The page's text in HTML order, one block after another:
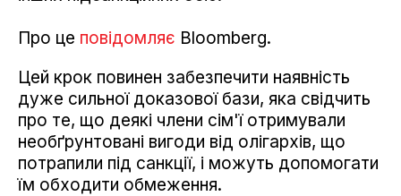
Про це повідомляє Bloomberg.
Цей крок повинен забезпечити наявність
дуже сильної доказової бази, яка свідчить
про те, що деякі члени сім'ї отримували
необґрунтовані вигоди від олігархів, що
потрапили під санкції, і можуть допомогати
їм обходити обмеження.